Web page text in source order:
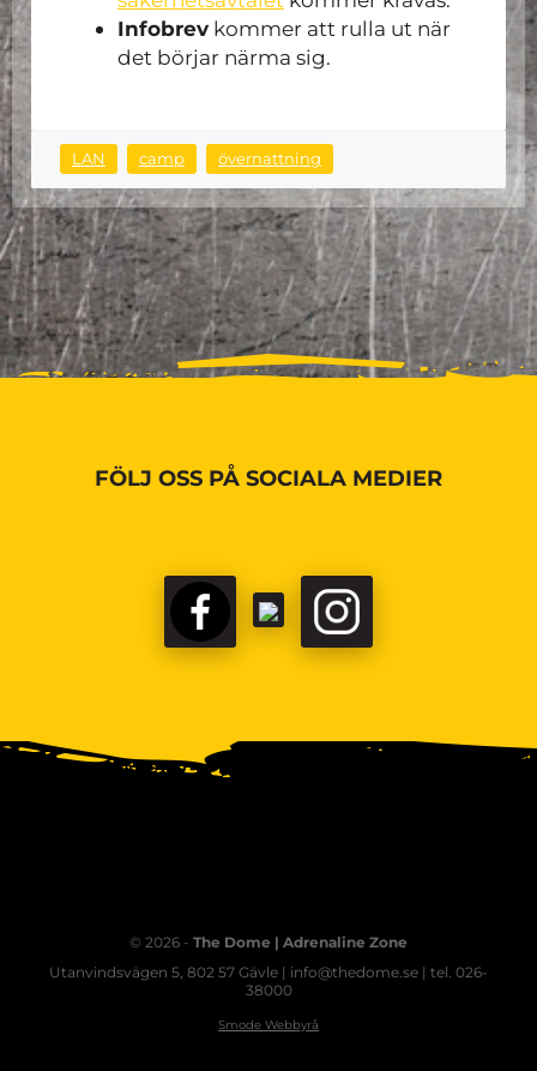
Infobrev kommer att rulla ut när
det börjar närma sig.
LAN camp övernattning
FÖLJ OSS PÅ SOCIALA MEDIER
© 2026 - The Dome | Adrenaline Zone
Utanvindsvägen 5, 802 57 Gävle | info@thedome.se | tel. 026-
38000
Smode Webbyrå